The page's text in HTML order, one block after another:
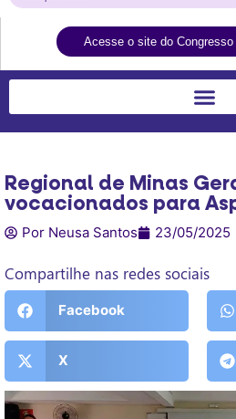
Acesse o site do
Regional de Minas
vocacionados para
Por Neusa Santos 23/05/2025
Compartilhe nas redes sociais
Facebook
X